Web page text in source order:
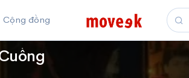
Cộng đồng